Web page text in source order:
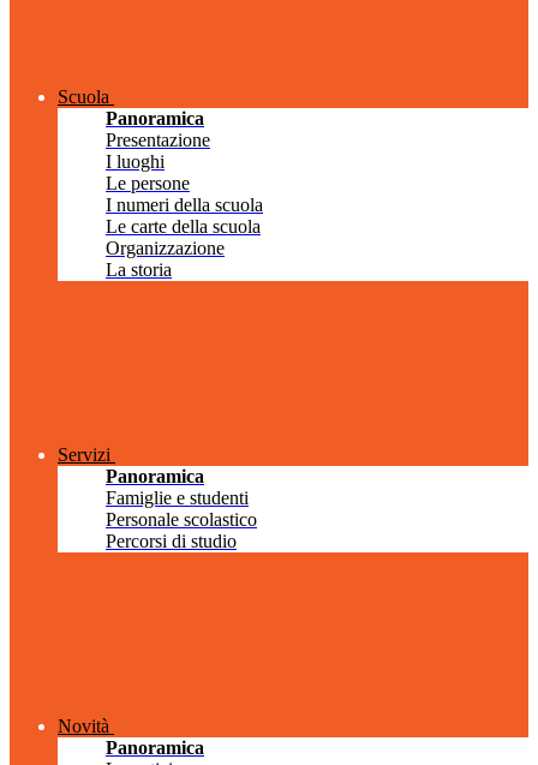
Scuola
Panoramica
Presentazione
I luoghi
Le persone
I numeri della scuola
Le carte della scuola
Organizzazione
La storia
Servizi
Panoramica
Famiglie e studenti
Personale scolastico
Percorsi di studio
Novità
Panoramica